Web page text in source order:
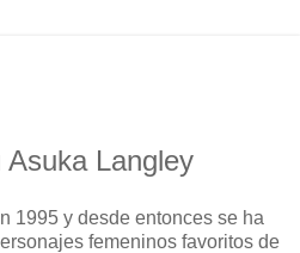
Langley
1995 y desde entonces se ha
femeninos favoritos de